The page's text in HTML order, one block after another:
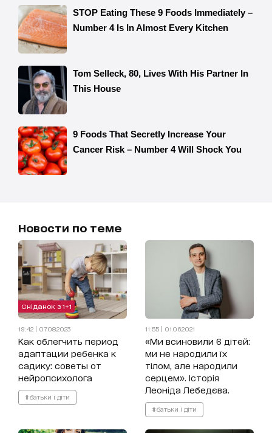
Новости по теме
Сніданок з 1+1
19:42 | 07.08.2023
Как облегчить период
адаптации ребенка к
садику: советы от
нейропсихолога
#батьки і діти
11:55 | 01.06.2021
«Ми всиновили 6 дітей:
ми не народили їх
тілом, але народили
серцем». Історія
Леоніда Лебедєва.
#батьки і діти